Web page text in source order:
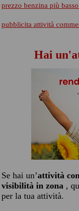
prezzo benzina più
pubblicita attività
Hai
Se hai un’attività
visibilità in zona ,
per la tua attività.